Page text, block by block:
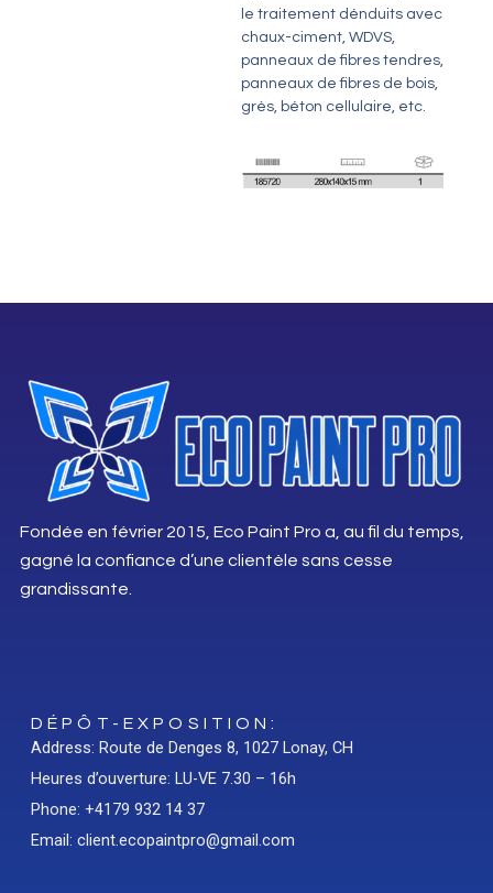
le traitement dénduits avec
chaux-ciment, WDVS,
panneaux de fibres tendres,
panneaux de fibres de bois,
grès, béton cellulaire, etc.
Fondée en février 2015, Eco Paint Pro a, au fil du temps,
gagné la confiance d’une clientèle sans cesse
grandissante.
DÉPÔT-EXPOSITION:
Address: Route de Denges 8, 1027 Lonay, CH
Heures d’ouverture: LU-VE 7.30 – 16h
Phone: +4179 932 14 37
Email: client.ecopaintpro@gmail.com